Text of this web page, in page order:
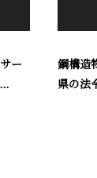
ー
鋼構造
県の法